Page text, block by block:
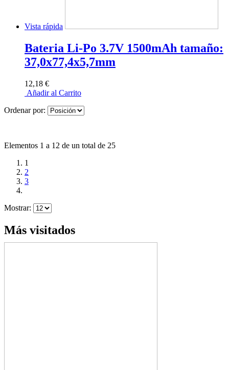
Vista rápida
Bateria Li-Po 3.7V 1500mAh tamaño:
37,0x77,4x5,7mm
12,18 €
Añadir al Carrito
Ordenar por:
Elementos 1 a 12 de un total de 25
1
2
3
Mostrar:
Más visitados